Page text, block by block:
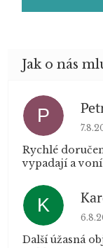
P
Rychlé
vypadají a
K
Další úžasná